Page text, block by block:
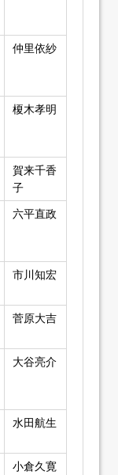
仲里依紗
榎木孝明
賀来千香
子
六平直政
市川知宏
菅原大吉
大谷亮介
水田航生
小倉久寛